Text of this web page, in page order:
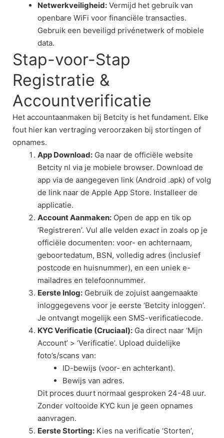
Netwerkveiligheid: Vermijd het gebruik van
openbare WiFi voor financiële transacties.
Gebruik een beveiligd privénetwerk of mobiele
data.
Stap-voor-Stap
Registratie &
Accountverificatie
Het accountaanmaken bij Betcity is het fundament. Elke
fout hier kan vertraging veroorzaken bij stortingen of
opnames.
App Download: Ga naar de officiële website
Betcity nl via je mobiele browser. Download de
app via de aangegeven link (Android .apk) of volg
de link naar de Apple App Store. Installeer de
applicatie.
Account Aanmaken: Open de app en tik op
‘Registreren’. Vul alle velden exactin zoals op je
officiële documenten: voor- en achternaam,
geboortedatum, BSN, volledig adres (inclusief
postcode en huisnummer), en een uniek e-
mailadres en telefoonnummer.
Eerste Inlog: Gebruik de zojuist aangemaakte
inloggegevens voor je eerste ‘Betcity inloggen’.
Je ontvangt mogelijk een SMS-verificatiecode.
KYC Verificatie (Cruciaal): Ga direct naar ‘Mijn
Account’ > ‘Verificatie’. Upload duidelijke
foto’s/scans van:
ID-bewijs (voor- en achterkant).
Bewijs van adres.
Dit proces duurt normaal gesproken 24-48 uur.
Zonder voltooide KYC kun je geen opnames
aanvragen.
Eerste Storting: Kies na verificatie ‘Storten’,